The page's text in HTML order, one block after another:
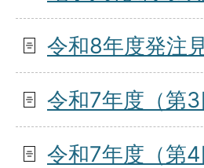
令和8年度発注
令和7年度（第
令和7年度（第